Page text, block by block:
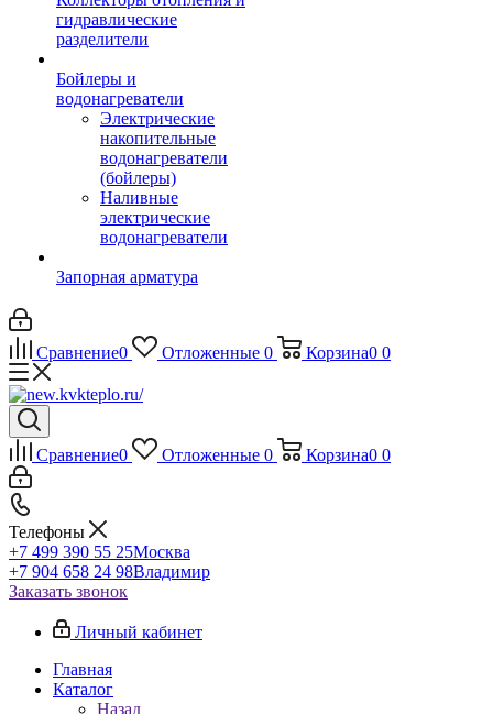
гидравлические
разделители
Бойлеры и
водонагреватели
Электрические
накопительные
водонагреватели
(бойлеры)
Наливные
электрические
водонагреватели
Запорная арматура
Сравнение0 Отложенные 0 Корзина0 0
Сравнение0 Отложенные 0 Корзина0 0
Телефоны
+7 499 390 55 25Москва
+7 904 658 24 98Владимир
Заказать звонок
Личный кабинет
Главная
Каталог
Назад